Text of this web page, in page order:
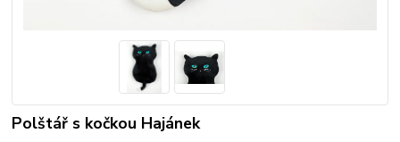
Polštář s kočkou Hajánek